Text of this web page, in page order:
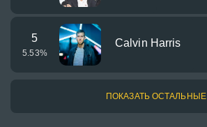
5
5.53%
Calvin Harris
ПОКАЗАТЬ ОСТАЛЬНЫЕ